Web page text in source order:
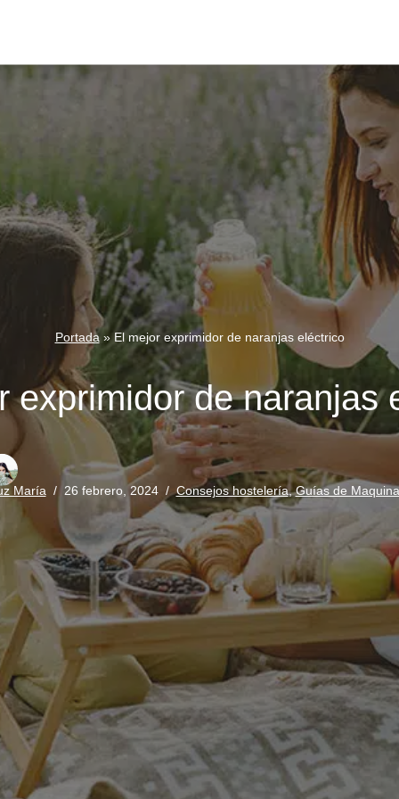
Portada »El mejor exprimidor de naranjas eléctrico
exprimidor de naranjas
María 26 febrero, 2024 Consejos hostelería,Guías de